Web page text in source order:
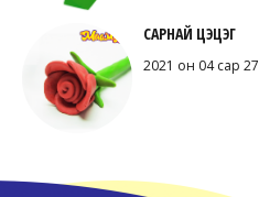
САРНАЙ ЦЭЦЭГ
2021 он 04 сар 27